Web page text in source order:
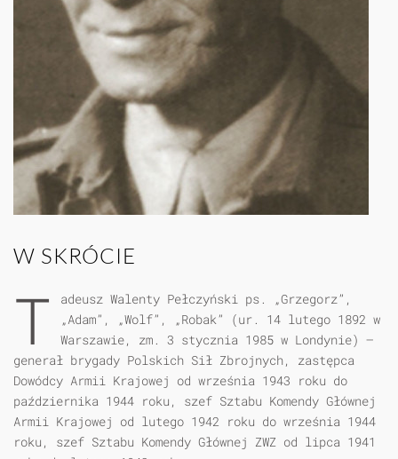
W SKRÓCIE
T
adeusz Walenty Pełczyński ps. „Grzegorz”,
„Adam”, „Wolf”, „Robak” (ur. 14 lutego 1892 w
Warszawie, zm. 3 stycznia 1985 w Londynie) –
generał brygady Polskich Sił Zbrojnych, zastępca
Dowódcy Armii Krajowej od września 1943 roku do
października 1944 roku, szef Sztabu Komendy Głównej
Armii Krajowej od lutego 1942 roku do września 1944
roku, szef Sztabu Komendy Głównej ZWZ od lipca 1941